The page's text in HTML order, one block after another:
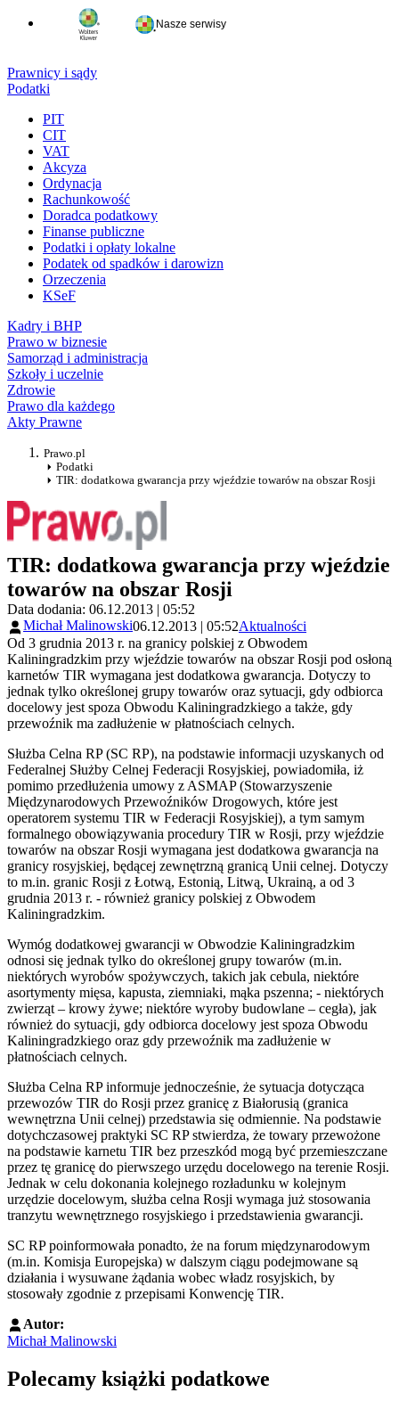
Nasze serwisy
Prawnicy i sądy
Podatki
PIT
CIT
VAT
Akcyza
Ordynacja
Rachunkowość
Doradca podatkowy
Finanse publiczne
Podatki i opłaty lokalne
Podatek od spadków i darowizn
Orzeczenia
KSeF
Kadry i BHP
Prawo w biznesie
Samorząd i administracja
Szkoły i uczelnie
Zdrowie
Prawo dla każdego
Akty Prawne
Prawo.pl
Podatki
TIR: dodatkowa gwarancja przy wjeździe towarów na obszar Rosji
TIR: dodatkowa gwarancja przy wjeździe
towarów na obszar Rosji
Data dodania: 06.12.2013 | 05:52
Michał Malinowski06.12.2013 | 05:52Aktualności
Od 3 grudnia 2013 r. na granicy polskiej z Obwodem
Kaliningradzkim przy wjeździe towarów na obszar Rosji pod osłoną
karnetów TIR wymagana jest dodatkowa gwarancja. Dotyczy to
jednak tylko określonej grupy towarów oraz sytuacji, gdy odbiorca
docelowy jest spoza Obwodu Kaliningradzkiego a także, gdy
przewoźnik ma zadłużenie w płatnościach celnych.
Służba Celna RP (SC RP), na podstawie informacji uzyskanych od
Federalnej Służby Celnej Federacji Rosyjskiej, powiadomiła, iż
pomimo przedłużenia umowy z ASMAP (Stowarzyszenie
Międzynarodowych Przewoźników Drogowych, które jest
operatorem systemu TIR w Federacji Rosyjskiej), a tym samym
formalnego obowiązywania procedury TIR w Rosji, przy wjeździe
towarów na obszar Rosji wymagana jest dodatkowa gwarancja na
granicy rosyjskiej, będącej zewnętrzną granicą Unii celnej. Dotyczy
to m.in. granic Rosji z Łotwą, Estonią, Litwą, Ukrainą, a od 3
grudnia 2013 r. - również granicy polskiej z Obwodem
Kaliningradzkim.
Wymóg dodatkowej gwarancji w Obwodzie Kaliningradzkim
odnosi się jednak tylko do określonej grupy towarów (m.in.
niektórych wyrobów spożywczych, takich jak cebula, niektóre
asortymenty mięsa, kapusta, ziemniaki, mąka pszenna; - niektórych
zwierząt – krowy żywe; niektóre wyroby budowlane – cegła), jak
również do sytuacji, gdy odbiorca docelowy jest spoza Obwodu
Kaliningradzkiego oraz gdy przewoźnik ma zadłużenie w
płatnościach celnych.
Służba Celna RP informuje jednocześnie, że sytuacja dotycząca
przewozów TIR do Rosji przez granicę z Białorusią (granica
wewnętrzna Unii celnej) przedstawia się odmiennie. Na podstawie
dotychczasowej praktyki SC RP stwierdza, że towary przewożone
na podstawie karnetu TIR bez przeszkód mogą być przemieszczane
przez tę granicę do pierwszego urzędu docelowego na terenie Rosji.
Jednak w celu dokonania kolejnego rozładunku w kolejnym
urzędzie docelowym, służba celna Rosji wymaga już stosowania
tranzytu wewnętrznego rosyjskiego i przedstawienia gwarancji.
SC RP poinformowała ponadto, że na forum międzynarodowym
(m.in. Komisja Europejska) w dalszym ciągu podejmowane są
działania i wysuwane żądania wobec władz rosyjskich, by
stosowały zgodnie z przepisami Konwencję TIR.
Autor:
Michał Malinowski
Polecamy książki podatkowe